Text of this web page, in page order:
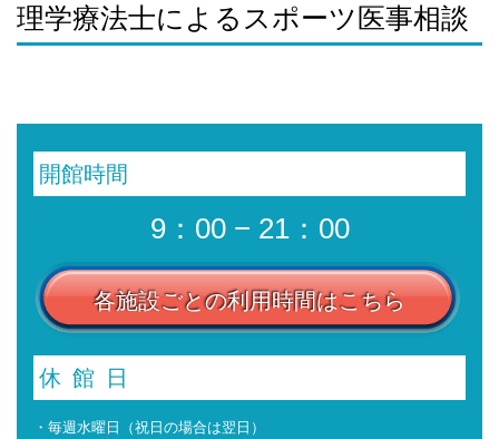
理学療法士によるスポーツ医事相談
開館時間
9：00 − 21：00
各施設ごとの利用時間はこちら
休館日
・毎週水曜日（祝日の場合は翌日）